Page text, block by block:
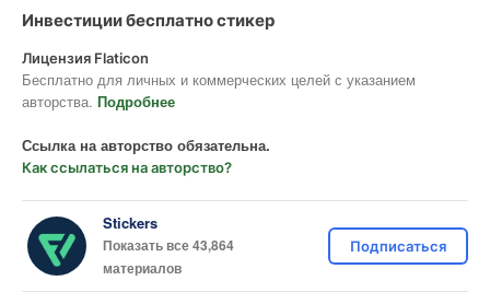
Инвестиции бесплатно стикер
Лицензия Flaticon
Бесплатно для личных и коммерческих целей с указанием
авторства. Подробнее
Ссылка на авторство обязательна.
Как ссылаться на авторство?
Stickers
Показать все 43,864
материалов
Подписаться